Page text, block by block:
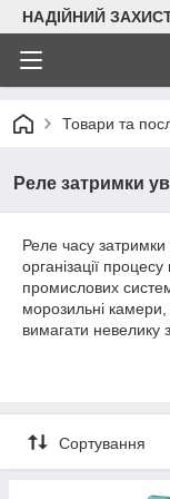
НАДІЙНИЙ
Товари та
Реле затримки
Реле часу затримки
організації
промислових
морозильні камери,
вимагати невелику
Залежно від
Сортування